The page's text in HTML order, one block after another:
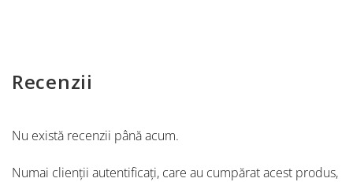
Recenzii
Nu există recenzii până acum.
Numai clienții autentificați, care au cumpărat acest produs,